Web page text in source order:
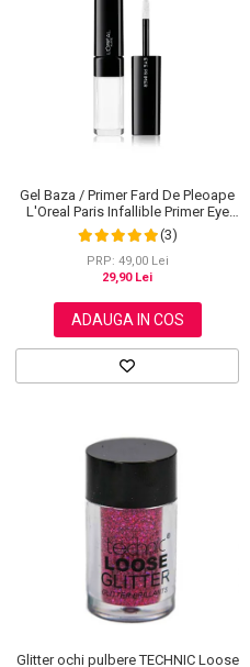
Gel Baza / Primer Fard De Pleoape
L'Oreal Paris Infallible Primer Eye
Shadow Base 100, 3 ml
(3)
PRP: 49,00 Lei
29,90 Lei
ADAUGA IN COS
Glitter ochi pulbere TECHNIC Loose